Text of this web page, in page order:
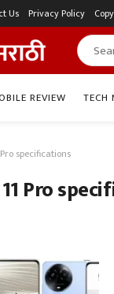
Us Privacy Policy
REVIEW TECH
specifications
Pro